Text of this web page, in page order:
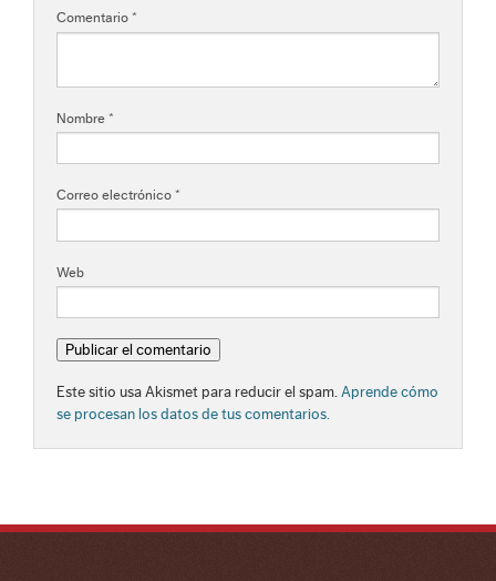
Comentario *
Nombre *
Correo electrónico *
Web
Este sitio usa Akismet para reducir el spam. Aprende cómo
se procesan los datos de tus comentarios.